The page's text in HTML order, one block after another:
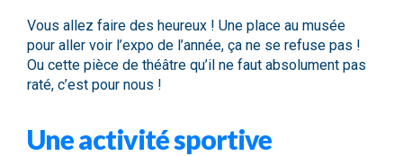
Vous allez faire des heureux ! Une place au musée
pour aller voir l’expo de l’année, ça ne se refuse pas !
Ou cette pièce de théâtre qu’il ne faut absolument pas
raté, c’est pour nous !
Une activité sportive